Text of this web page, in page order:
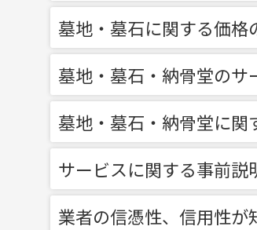
墓地・墓石に関する価格
墓地・墓石・納骨堂のサ
墓地・墓石・納骨堂に関
サービスに関する事前説
業者の信憑性、信用性が